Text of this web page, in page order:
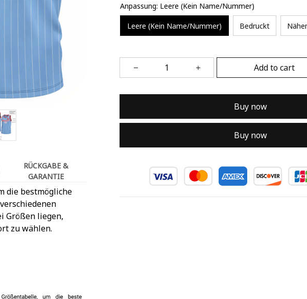
RÜCKGABE &
GARANTIE
die bestmögliche
Größen liegen,
zu wählen.
Anpassung: Leere (Kein Name/Nummer)
Leere (Kein Name/Nummer) Bedruckt
Add to cart
Buy now
Buy now